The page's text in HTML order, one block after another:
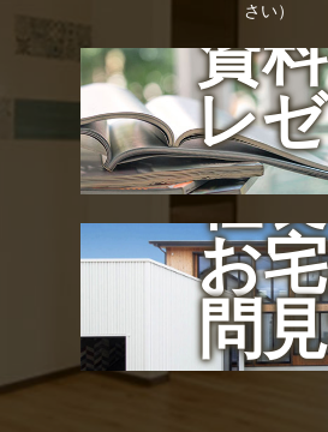
さい）
資
レ
社
お
問